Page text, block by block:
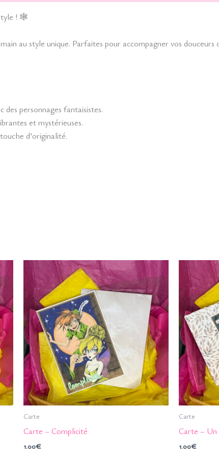
! 🕸️
au style unique. Parfaites pour accompagner vos
des personnages fantaisistes.
et mystérieuses.
d’originalité.
Carte
Carte – Complicité
1.00€
Carte
Carte –
1.00€